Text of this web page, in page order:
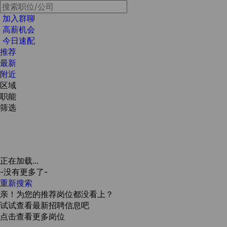
加入群聊
高薪机会
今日速配
推荐
最新
附近
区域
职能
筛选
正在加载...
-没有更多了-
重新搜索
亲！为您的推荐岗位都没看上？
试试查看最新招聘信息吧
点击查看更多岗位